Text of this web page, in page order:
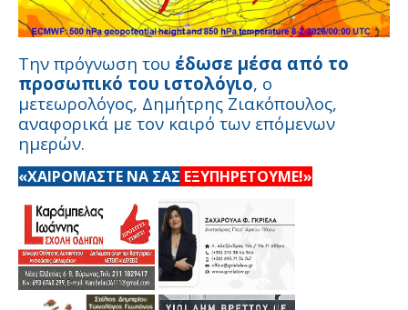
Την πρόγνωση του έδωσε μέσα από το
προσωπικό του ιστολόγιο, ο
μετεωρολόγος, Δημήτρης Ζιακόπουλος,
αναφορικά με τον καιρό των επόμενων
ημερών.
«ΧΑΙΡΟΜΑΣΤΕ ΝΑ ΣΑΣ ΕΞΥΠΗΡΕΤΟΥΜΕ!»